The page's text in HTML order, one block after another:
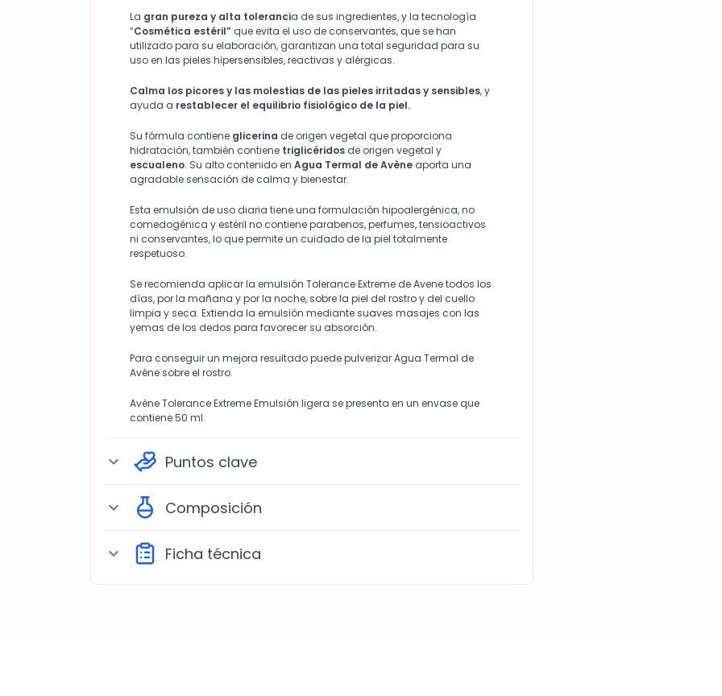
La gran pureza y alta tolerancia de sus ingredientes, y la tecnología
“Cosmética estéril” que evita el uso de conservantes, que se han
utilizado para su elaboración, garantizan una total seguridad para su
uso en las pieles hipersensibles, reactivas y alérgicas.
Calma los picores y las molestias de las pieles irritadas y sensibles, y
ayuda a restablecer el equilibrio fisiológico de la piel.
Su fórmula contiene glicerina de origen vegetal que proporciona
hidratación, también contiene triglicéridos de origen vegetal y
escualeno. Su alto contenido en Agua Termal de Avène aporta una
agradable sensación de calma y bienestar.
Esta emulsión de uso diaria tiene una formulación hipoalergénica, no
comedogénica y estéril no contiene parabenos, perfumes, tensioactivos
ni conservantes, lo que permite un cuidado de la piel totalmente
respetuoso.
Se recomienda aplicar la emulsión Tolerance Extreme de Avene todos los
días, por la mañana y por la noche, sobre la piel del rostro y del cuello
limpia y seca. Extienda la emulsión mediante suaves masajes con las
yemas de los dedos para favorecer su absorción.
Para conseguir un mejora resultado puede pulverizar Agua Termal de
Avène sobre el rostro.
Avène Tolerance Extreme Emulsión ligera se presenta en un envase que
contiene 50 ml.
expand_more Puntos clave
expand_more Composición
expand_more Ficha técnica